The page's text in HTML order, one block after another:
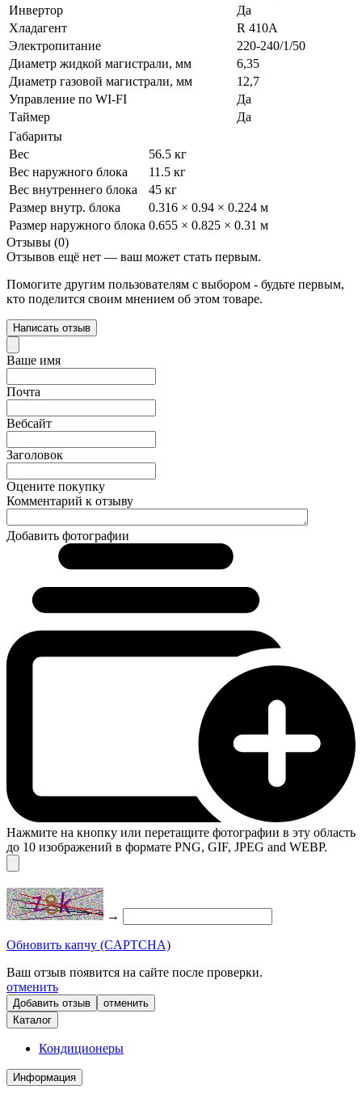
Инвертор
Да
Хладагент
R 410A
Электропитание
220-240/1/50
Диаметр жидкой магистрали, мм
6,35
Диаметр газовой магистрали, мм
12,7
Управление по WI-FI
Да
Таймер
Да
Габариты
Вес
56.5 кг
Вес наружного блока
11.5 кг
Вес внутреннего блока
45 кг
Размер внутр. блока
0.316 × 0.94 × 0.224 м
Размер наружного блока 0.655 × 0.825 × 0.31 м
Отзывы (0)
Отзывов ещё нет — ваш может стать первым.
Помогите другим пользователям с выбором - будьте первым,
кто поделится своим мнением об этом товаре.
Написать отзыв
Ваше имя
Почта
Вебсайт
Заголовок
Оцените покупку
Комментарий к отзыву
Добавить фотографии
Нажмите на кнопку или перетащите фотографии в эту область
до 10 изображений в формате PNG, GIF, JPEG and WEBP.
→
Обновить капчу (CAPTCHA)
Ваш отзыв появится на сайте после проверки.
отменить
отменить
Каталог
Кондиционеры
Информация